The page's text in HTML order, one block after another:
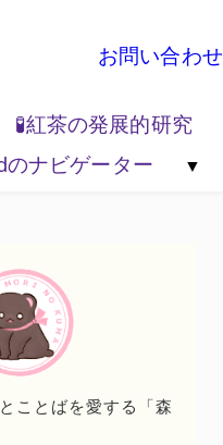
お問い合わせ
🧪紅茶の発展的研究
のナビゲーター
ことばを愛する「森